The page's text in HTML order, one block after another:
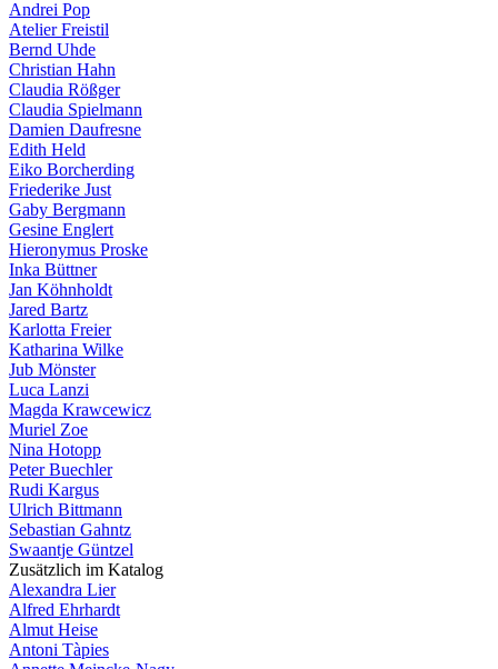
Andrei Pop
Atelier Freistil
Bernd Uhde
Christian Hahn
Claudia Rößger
Claudia Spielmann
Damien Daufresne
Edith Held
Eiko Borcherding
Friederike Just
Gaby Bergmann
Gesine Englert
Hieronymus Proske
Inka Büttner
Jan Köhnholdt
Jared Bartz
Karlotta Freier
Katharina Wilke
Jub Mönster
Luca Lanzi
Magda Krawcewicz
Muriel Zoe
Nina Hotopp
Peter Buechler
Rudi Kargus
Ulrich Bittmann
Sebastian Gahntz
Swaantje Güntzel
Zusätzlich im Katalog
Alexandra Lier
Alfred Ehrhardt
Almut Heise
Antoni Tàpies